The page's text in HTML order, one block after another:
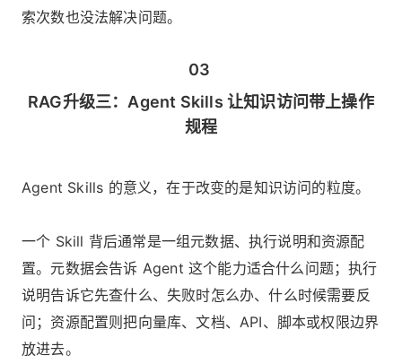
索次数也没法解决问题。
03
RAG升级三：Agent Skills 让知识访问带上操作
规程
Agent Skills 的意义，在于改变的是知识访问的粒度。
一个 Skill 背后通常是一组元数据、执行说明和资源配
置。元数据会告诉 Agent 这个能力适合什么问题；执行
说明告诉它先查什么、失败时怎么办、什么时候需要反
问；资源配置则把向量库、文档、API、脚本或权限边界
放进去。